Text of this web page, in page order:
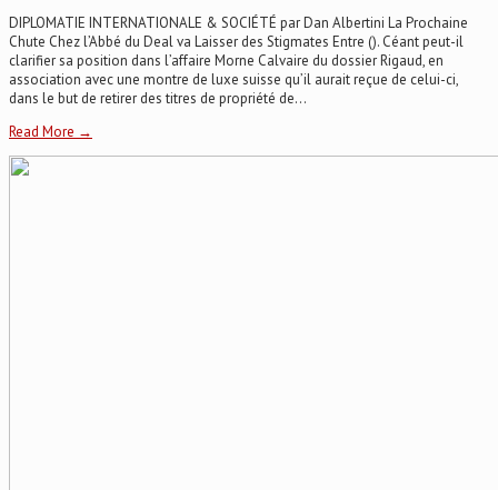
DIPLOMATIE INTERNATIONALE & SOCIÉTÉ par Dan Albertini La Prochaine
Chute Chez l’Abbé du Deal va Laisser des Stigmates Entre (). Céant peut-il
clarifier sa position dans l’affaire Morne Calvaire du dossier Rigaud, en
association avec une montre de luxe suisse qu’il aurait reçue de celui-ci,
dans le but de retirer des titres de propriété de...
Read More →